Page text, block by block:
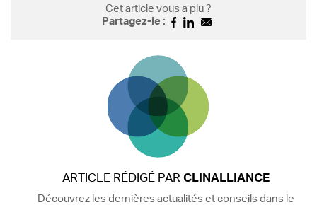
Cet article vous a plu ?
Partagez-le :
ARTICLE RÉDIGÉ PAR CLINALLIANCE
Découvrez les dernières actualités et conseils dans le